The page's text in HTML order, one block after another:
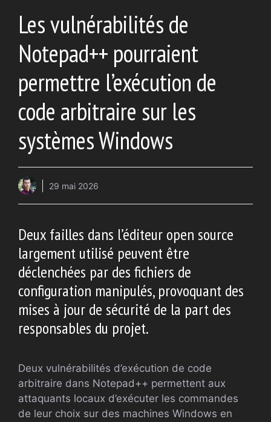
Les vulnérabilités de
Notepad++ pourraient
permettre l’exécution de
code arbitraire sur les
systèmes Windows
29 mai 2026
Deux failles dans l’éditeur open source
largement utilisé peuvent être
déclenchées par des fichiers de
configuration manipulés, provoquant des
mises à jour de sécurité de la part des
responsables du projet.
Deux vulnérabilités d’exécution de code
arbitraire dans Notepad++ permettent aux
attaquants locaux d’exécuter les commandes
de leur choix sur des machines Windows en